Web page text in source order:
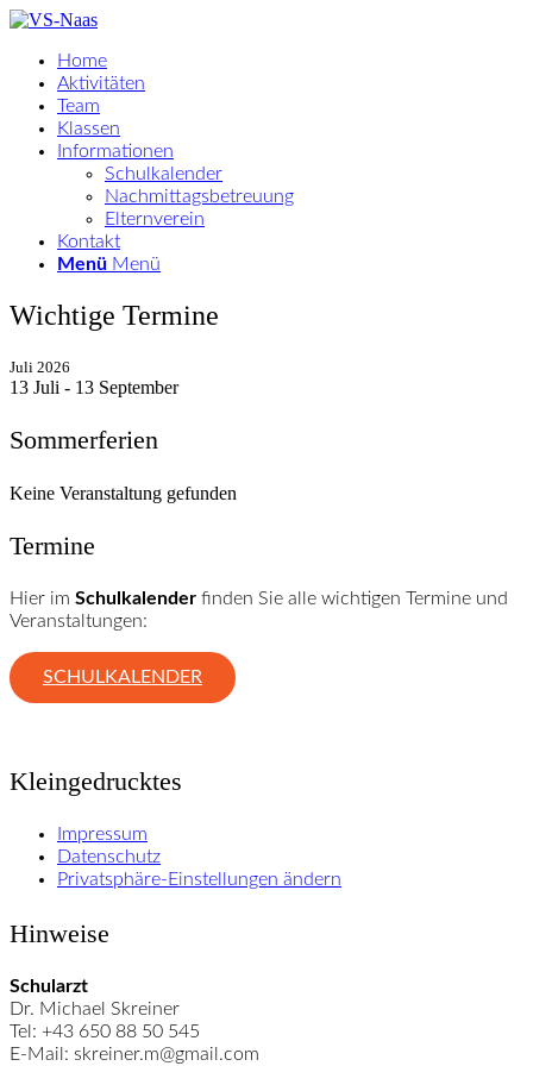
Home
Aktivitäten
Team
Klassen
Informationen
Schulkalender
Nachmittagsbetreuung
Elternverein
Kontakt
Menü Menü
Wichtige Termine
Juli 2026
13 Juli - 13 September
Sommerferien
Keine Veranstaltung gefunden
Termine
Hier im Schulkalender finden Sie alle wichtigen Termine und
Veranstaltungen:
SCHULKALENDER
Kleingedrucktes
Impressum
Datenschutz
Privatsphäre-Einstellungen ändern
Hinweise
Schularzt
Dr. Michael Skreiner
Tel: +43 650 88 50 545
E-Mail: skreiner.m@gmail.com